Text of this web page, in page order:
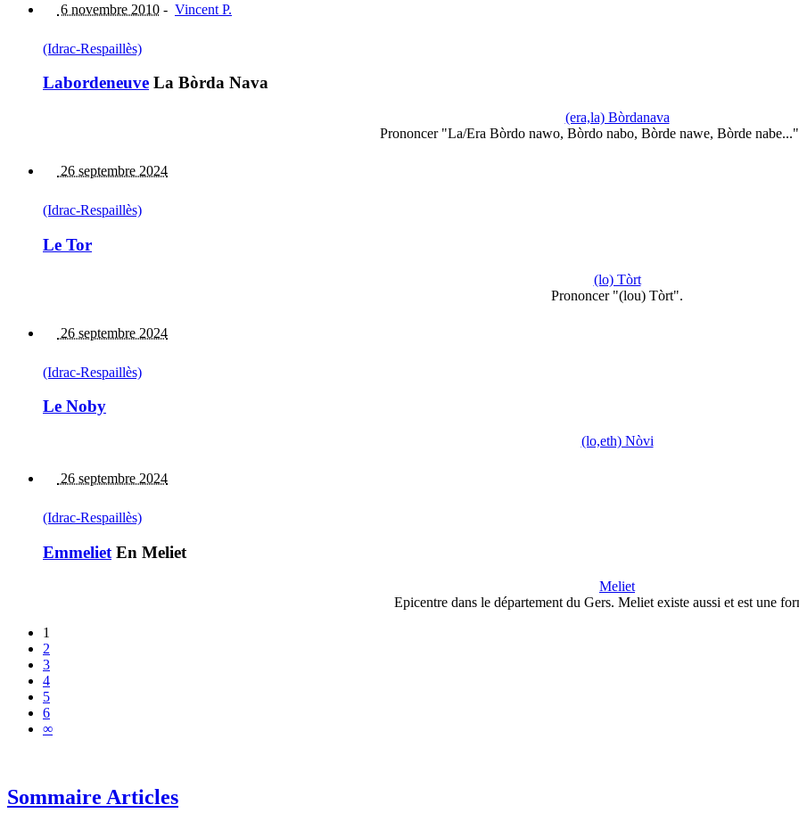
6 novembre 2010 - Vincent P.
(Idrac-Respaillès)
Labordeneuve La Bòrda Nava
(era,la) Bòrdanava
Prononcer "La/Era Bòrdo nawo, Bòrdo nabo, Bòrde nawe, Bòrde
26 septembre 2024
(Idrac-Respaillès)
Le Tor
(lo) Tòrt
Prononcer "(lou) Tòrt".
26 septembre 2024
(Idrac-Respaillès)
Le Noby
(lo,eth) Nòvi
26 septembre 2024
(Idrac-Respaillès)
Emmeliet En Meliet
Meliet
Epicentre dans le département du Gers. Meliet existe aussi et est une
1
2
3
4
5
6
∞
Sommaire Articles